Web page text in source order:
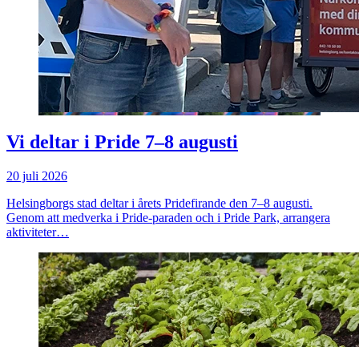
Vi deltar i Pride 7–8 augusti
20 juli 2026
Helsingborgs stad deltar i årets Pridefirande den 7–8 augusti.
Genom att medverka i Pride-paraden och i Pride Park, arrangera
aktiviteter…